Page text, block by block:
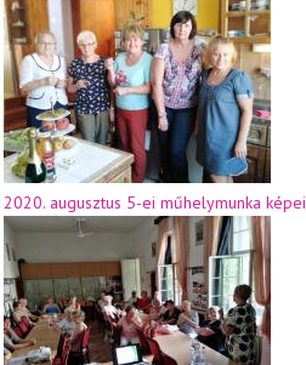
2020. augusztus 5-ei műhelymunka képei